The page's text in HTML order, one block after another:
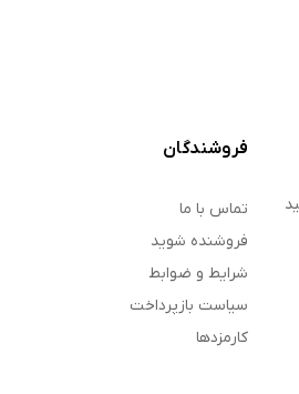
فروشندگان
تماس با ما
فروشنده شوید
شرایط و ضوابط
سیاست بازپرداخت
کارمزدها